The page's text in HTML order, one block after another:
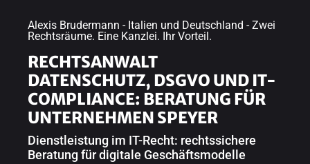
Alexis Brudermann - Italien und Deutschland - Zwei
Rechtsräume. Eine Kanzlei. Ihr Vorteil.
RECHTSANWALT
DATENSCHUTZ, DSGVO UND IT-
COMPLIANCE: BERATUNG FÜR
UNTERNEHMEN SPEYER
Dienstleistung im IT-Recht: rechtssichere
Beratung für digitale Geschäftsmodelle